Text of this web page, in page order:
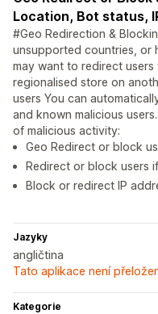
Location, Bot status,
#Geo Redirection &
unsupported countries, or
may want to redirect
regionalised store on
users You can
and known malicious
of malicious activity:
Geo Redirect or block
Redirect or block users
Block or redirect IP
Jazyky
angličtina
Tato aplikace není
Kategorie